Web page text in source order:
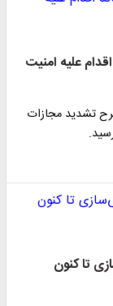
علیه امنیت
تشدید مجازات
تا کنون